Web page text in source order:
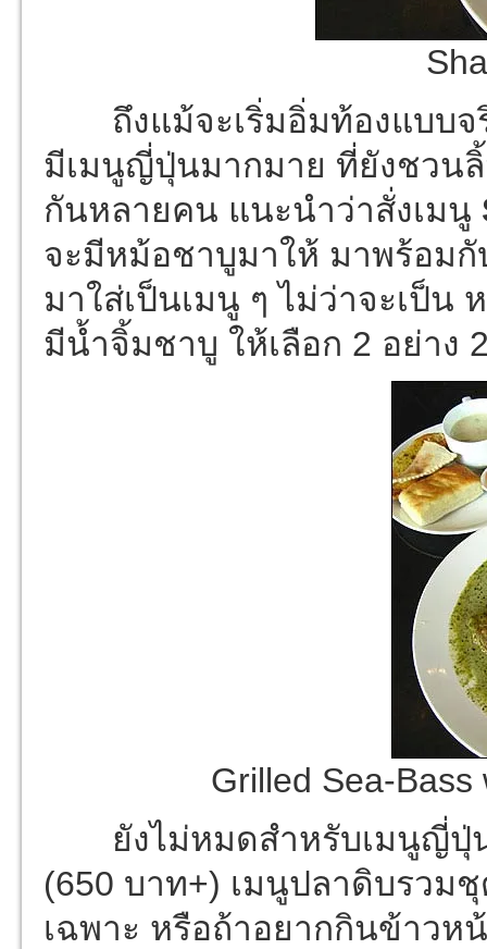
ถึงแม้จะเริ่มอิ่มท้องแบบจ
มีเมนูญี่ปุ่นมากมาย ที่ยังชวน
กันหลายคน แนะนำว่าสั่งเมนู
จะมีหม้อชาบูมาให้ มาพร้อมกั
มาใส่เป็นเมนู ๆ ไม่ว่าจะเป็น
มีน้ำจิ้มชาบู ให้เลือก 2 อย่าง
Grilled Sea-
ยังไม่หมดสำหรับเมนูญี่ปุ่
(650 บาท+) เมนูปลาดิบรวม
เฉพาะ หรือถ้าอยากกินข้าวห